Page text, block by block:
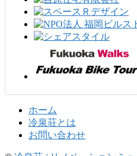
ホーム
冷泉荘とは
お問い合わせ